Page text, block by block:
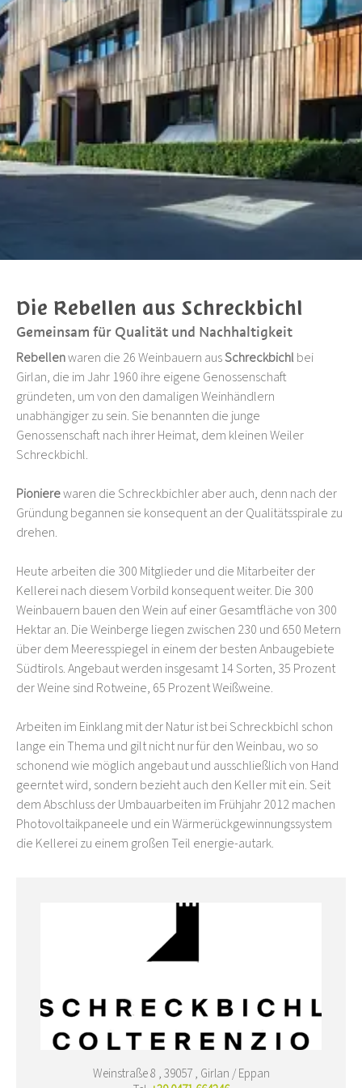
Die Rebellen aus Schreckbichl
Gemeinsam für Qualität und Nachhaltigkeit
Rebellenwaren die 26 Weinbauern ausSchreckbichlbei
Girlan, die im Jahr 1960 ihre eigene Genossenschaft
gründeten, um von den damaligen Weinhändlern
unabhängiger zu sein. Sie benannten die junge
Genossenschaft nach ihrer Heimat, dem kleinen Weiler
Schreckbichl.
Pionierewaren die Schreckbichler aber auch, denn nach der
Gründung begannen sie konsequent an der Qualitätsspirale zu
drehen.
Heute arbeiten die 300 Mitglieder und die Mitarbeiter der
Kellerei nach diesem Vorbild konsequent weiter. Die 300
Weinbauern bauen den Wein auf einer Gesamtfläche von 300
Hektar an. Die Weinberge liegen zwischen 230 und 650 Metern
über dem Meeresspiegel in einem der besten Anbaugebiete
Südtirols. Angebaut werden insgesamt 14 Sorten, 35 Prozent
der Weine sind Rotweine, 65 Prozent Weißweine.
Arbeiten im Einklang mit der Natur ist bei Schreckbichl schon
lange ein Thema und gilt nicht nur für den Weinbau, wo so
schonend wie möglich angebaut und ausschließlich von Hand
geerntet wird, sondern bezieht auch den Keller mit ein. Seit
dem Abschluss der Umbauarbeiten im Frühjahr 2012 machen
Photovoltaikpaneele und ein Wärmerückgewinnungssystem
die Kellerei zu einem großen Teil energie-autark.
Weinstraße 8 , 39057 , Girlan / Eppan